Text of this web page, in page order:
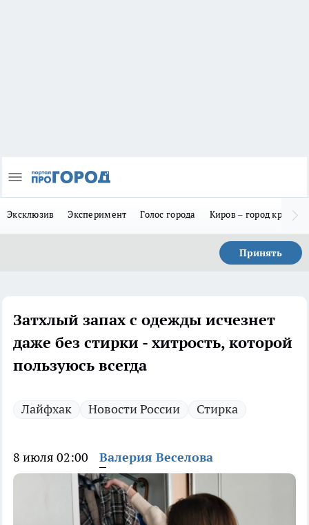
Эксклюзив Эксперимент Голос города Киров – город
Принять
Затхлый запах с одежды исчезнет
даже без стирки - хитрость, которой
пользуюсь всегда
Лайфхак Новости России Стирка
8 июля 02:00 Валерия Веселова